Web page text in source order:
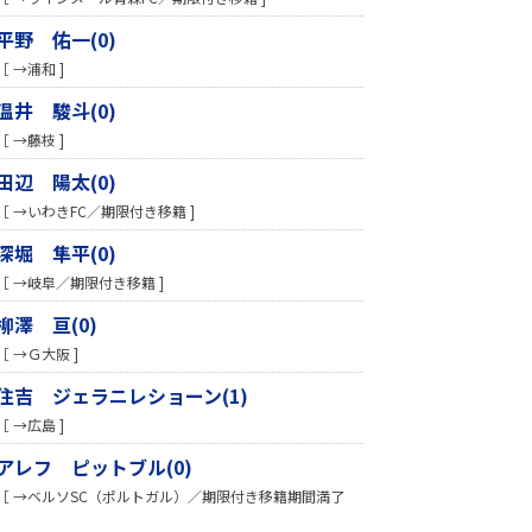
野 佑一(0)
→浦和 ]
井 駿斗(0)
→藤枝 ]
辺 陽太(0)
→いわきFC／期限付き移籍 ]
堀 隼平(0)
→岐阜／期限付き移籍 ]
澤 亘(0)
→Ｇ大阪 ]
吉 ジェラニレショーン(1)
→広島 ]
レフ ピットブル(0)
→ベルソSC（ポルトガル）／期限付き移籍期間満了